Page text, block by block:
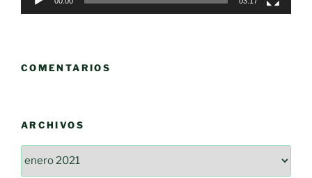
COMENTARIOS
ARCHIVOS